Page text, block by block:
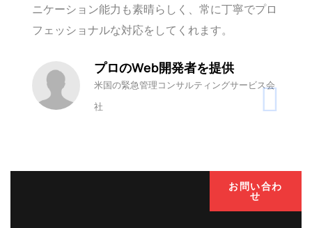
ニケーション能力も素晴らしく、常に丁寧でプロ
フェッショナルな対応をしてくれます。
プロのWeb開発者を提供
米国の緊急管理コンサルティングサービス会
社
お問い合わ
せ